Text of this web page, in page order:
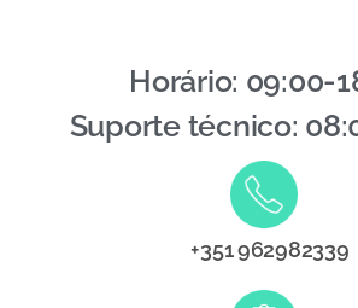
Horário: 09:00-
Suporte técnico:
+351 962982339